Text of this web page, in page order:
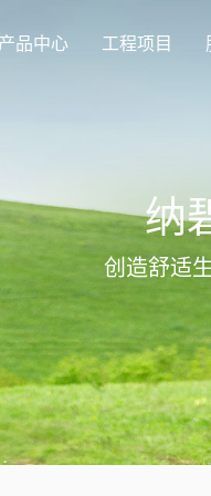
品中心 工程项目
纳
创造舒适